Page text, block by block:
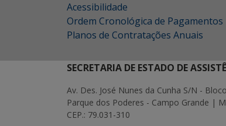
Acessibilidade
Ordem Cronológica de Pagamentos
Planos de Contratações Anuais
SECRETARIA DE ESTADO DE
Av. Des. José Nunes da Cunha S/N -
Parque dos Poderes - Campo Grande |
CEP.: 79.031-310